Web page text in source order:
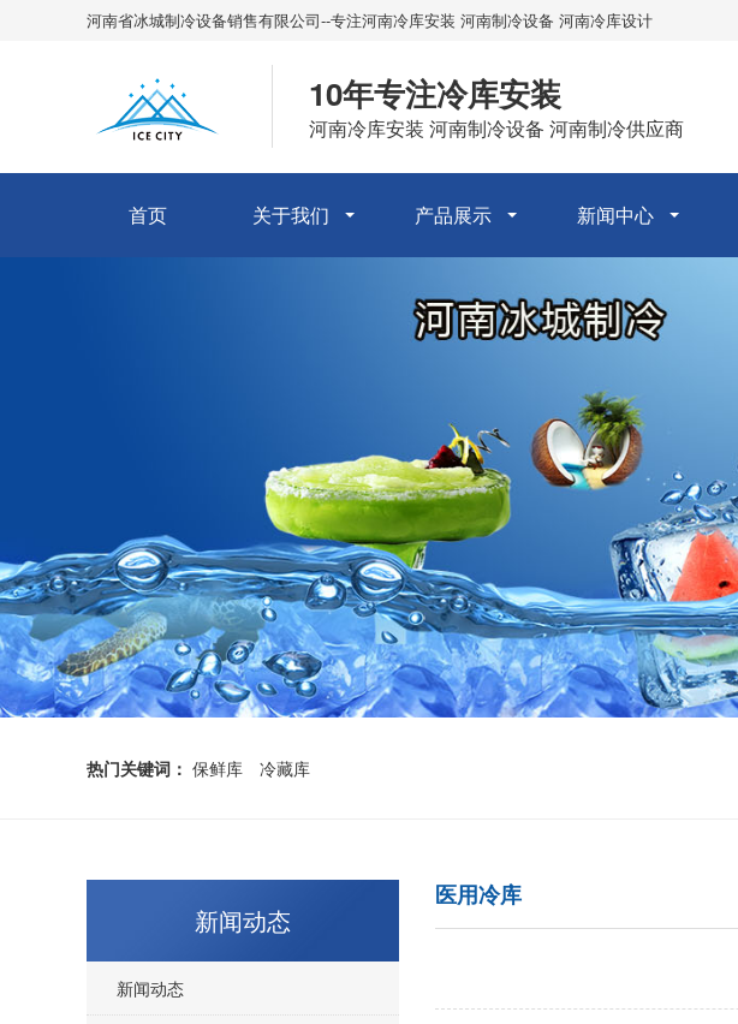
河南省冰城制冷设备销售有限公司--专注河南冷库安装 河南制冷设备 河南冷库设计
10年专注冷库安装
河南冷库安装 河南制冷设备 河南制冷供应商
首页 关于我们 产品展示 新闻中心
热门关键词： 保鲜库 冷藏库
新闻动态
新闻动态
医用冷库